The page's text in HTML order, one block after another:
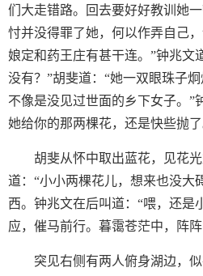
们大走错路。回去要好好教训她
忖并没得罪了她，何以作弄自己
娘定和药王庄有甚干连。”钟兆文
没有？”胡斐道：“她一双眼珠子
不像是没见过世面的乡下女子。”
她给你的那两棵花，还是快些抛
胡斐从怀中取出蓝花，见花
道：“小小两棵花儿，想来也没大
西。钟兆文在后叫道：“喂，还是
应，催马前行。暮霭苍茫中，阵阵
突见右侧有两人俯身湖边，